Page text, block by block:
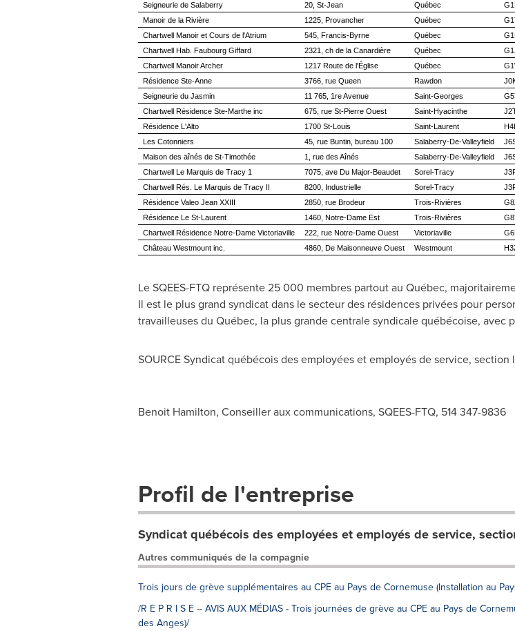
Seigneurie de Salaberry
20, St-Jean Québec
Manoir de la Rivière
1225, Provancher Québec
Chartwell Manoir et Cours de l'Atrium
545, Francis-Byrne Québec
Chartwell Hab. Faubourg Giffard
2321, ch de la Canardière Québec
Chartwell Manoir Archer
1217 Route de l'Église Québec
Résidence Ste-Anne
3766, rue Queen Rawdon
Seigneurie du Jasmin
11 765, 1re Avenue Saint-Georges
Chartwell Résidence Ste-Marthe inc
675, rue St-Pierre Ouest Saint-Hyacinthe
Résidence L'Alto
1700 St-Louis Saint-Laurent
Les Cotonniers
45, rue Buntin, bureau 100 Salaberry-De-Valleyfield
Maison des aînés de St-Timothée
1, rue des Aînés Salaberry-De-Valleyfield
Chartwell Le Marquis de Tracy 1
7075, ave Du Major-Beaudet Sorel-Tracy
Chartwell Rés. Le Marquis de Tracy II
8200, Industrielle Sorel-Tracy
Résidence Valeo Jean XXIII
2850, rue Brodeur Trois-Rivières
Résidence Le St-Laurent
1460, Notre-Dame Est Trois-Rivières
Chartwell Résidence Notre-Dame Victoriaville
222, rue Notre-Dame Ouest Victoriaville
Château Westmount inc.
4860, De Maisonneuve Ouest Westmount
Le SQEES-FTQ représente 25 000 membres partout au Québec,
Il est le plus grand syndicat dans le secteur des résidences privées pour
travailleuses du Québec, la plus grande centrale syndicale québécoise, avec
SOURCE Syndicat québécois des employées et employés de service, section
Benoit Hamilton, Conseiller aux communications, SQEES-FTQ, 514 347-9836
Profil de l'entreprise
Syndicat québécois des employées et employés de service,
Autres communiqués de la compagnie
Trois jours de grève supplémentaires au CPE au Pays de Cornemuse (Installation au
/R E P R I S E -- AVIS AUX MÉDIAS - Trois journées de grève au CPE au Pays de
des Anges)/